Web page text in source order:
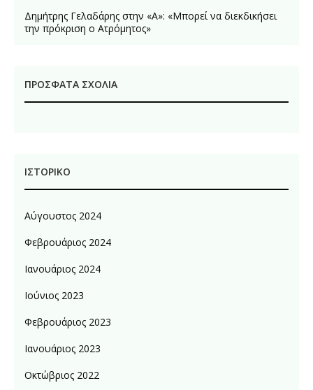
Δημήτρης Γελαδάρης στην «Α»: «Μπορεί να διεκδικήσει
την πρόκριση ο Ατρόμητος»
ΠΡΌΣΦΑΤΑ ΣΧΌΛΙΑ
ΙΣΤΟΡΙΚΌ
Αύγουστος 2024
Φεβρουάριος 2024
Ιανουάριος 2024
Ιούνιος 2023
Φεβρουάριος 2023
Ιανουάριος 2023
Οκτώβριος 2022